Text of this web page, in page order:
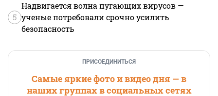
5
Надвигается волна пугающих вирусов —
ученые потребовали срочно усилить
безопасность
ПРИСОЕДИНИТЬСЯ
Самые яркие фото и видео дня — в
наших группах в социальных сетях